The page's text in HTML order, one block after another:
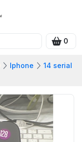
0
Iphone
14 serial